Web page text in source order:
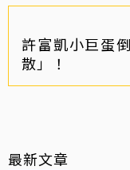
許富凱小巨蛋
散」！
最新文章